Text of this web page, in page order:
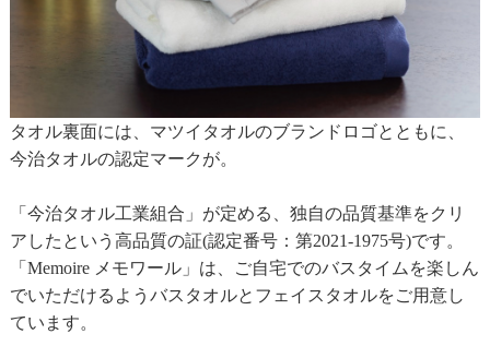
タオル裏面には、マツイタオルのブランドロゴとともに、
今治タオルの認定マークが。
「今治タオル工業組合」が定める、独自の品質基準をクリ
アしたという高品質の証(認定番号：第2021-1975号)です。
「Memoire メモワール」は、ご自宅でのバスタイムを楽しん
でいただけるようバスタオルとフェイスタオルをご用意し
ています。